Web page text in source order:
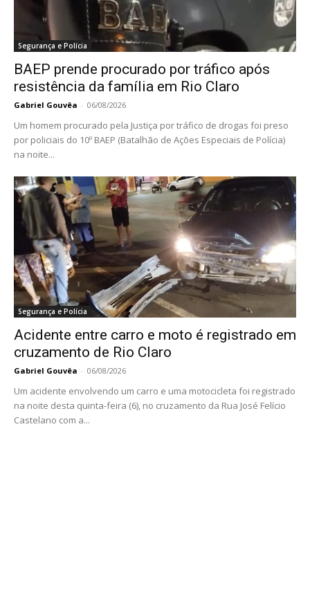
Segurança e Polícia
BAEP prende procurado por tráfico após
resistência da família em Rio Claro
Gabriel Gouvêa - 06/08/2026
Um homem procurado pela Justiça por tráfico de drogas foi preso
por policiais do 10º BAEP (Batalhão de Ações Especiais de Polícia)
na noite...
Segurança e Polícia
Acidente entre carro e moto é registrado em
cruzamento de Rio Claro
Gabriel Gouvêa - 06/08/2026
Um acidente envolvendo um carro e uma motocicleta foi registrado
na noite desta quinta-feira (6), no cruzamento da Rua José Felício
Castelano com a...